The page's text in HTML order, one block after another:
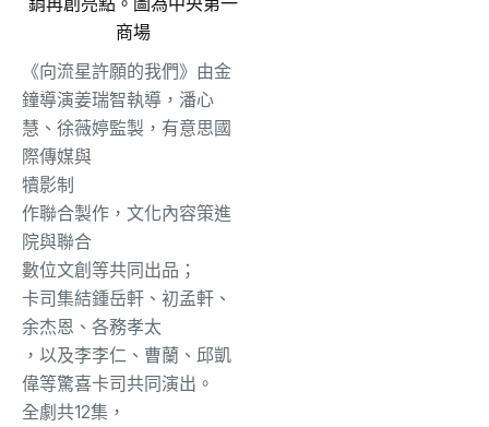
商場
《向流星許願的我們》由金
鐘導演姜瑞智執導，潘心
慧、徐薇婷監製，有意思國
際傳媒與
犢影制
作聯合製作，文化內容策進
院與聯合
數位文創等共同出品；
卡司集結鍾岳軒 、初孟軒、
余杰恩、各務孝太
，以及李李仁、曹蘭、邱凱
偉等驚喜卡司共同演出。
全劇共12集，